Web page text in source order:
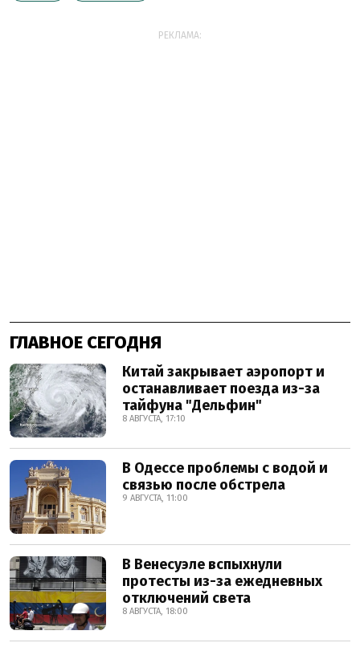
РЕКЛАМА:
ГЛАВНОЕ СЕГОДНЯ
Китай закрывает аэропорт и
останавливает поезда из-за
тайфуна "Дельфин"
8 АВГУСТА, 17:10
В Одессе проблемы с водой и
связью после обстрела
9 АВГУСТА, 11:00
В Венесуэле вспыхнули
протесты из-за ежедневных
отключений света
8 АВГУСТА, 18:00